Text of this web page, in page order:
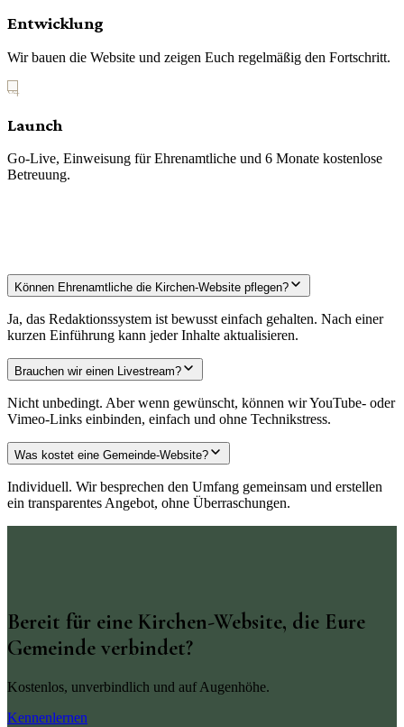
Entwicklung
Wir bauen die Website und zeigen Euch regelmäßig den Fortschritt.
04
Launch
Go-Live, Einweisung für Ehrenamtliche und 6 Monate kostenlose
Betreuung.
Können Ehrenamtliche die Kirchen-Website pflegen?
Ja, das Redaktionssystem ist bewusst einfach gehalten. Nach einer
kurzen Einführung kann jeder Inhalte aktualisieren.
Brauchen wir einen Livestream?
Nicht unbedingt. Aber wenn gewünscht, können wir YouTube- oder
Vimeo-Links einbinden, einfach und ohne Technikstress.
Was kostet eine Gemeinde-Website?
Individuell. Wir besprechen den Umfang gemeinsam und erstellen
ein transparentes Angebot, ohne Überraschungen.
Bereit für eine Kirchen-Website, die Eure
Gemeinde verbindet?
Kostenlos, unverbindlich und auf Augenhöhe.
Kennenlernen